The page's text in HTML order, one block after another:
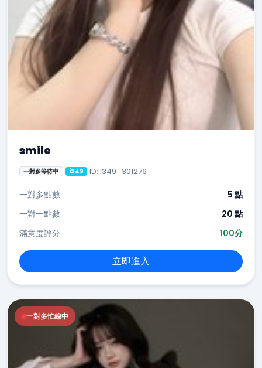
smile
一對多等待中 i349 ID: i349_301276
一對多點數
5 點
一對一點數
20 點
滿意度評分
100分
立即進入
一對多忙線中